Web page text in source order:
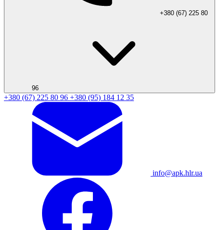
+380 (67) 225 80
96
+380 (67) 225 80 96 +380 (95) 184 12 35
info@apk.hlr.ua